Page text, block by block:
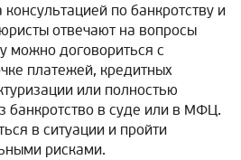
по банкротству и
отвечают на вопросы
можно договориться с
платежей, кредитных
или полностью
банкротство в суде или в МФЦ.
в ситуации и пройти
рисками.